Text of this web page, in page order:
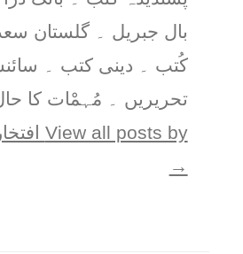
بال جبریل ۔ گلستان
کُتب ۔ دینی کتب ۔
تحریریں ۔ مُہمْات کا
View all posts by افتخار اجمل بھوپال
→